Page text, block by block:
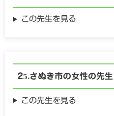
この先生を見る
さぬき市の女性の先生
この先生を見る